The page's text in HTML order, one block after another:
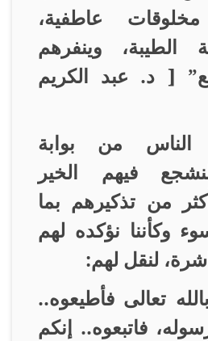
عاطفية،
الطيبة، وينفرهم
[ د. عبد الكريم
الناس من بوابة
فيهم الخير
من تذكيرهم بما
وكأننا نؤكده لهم
لنقل لهم:
تعالى فأطيعوه..
فاتبعوه.. إنكم